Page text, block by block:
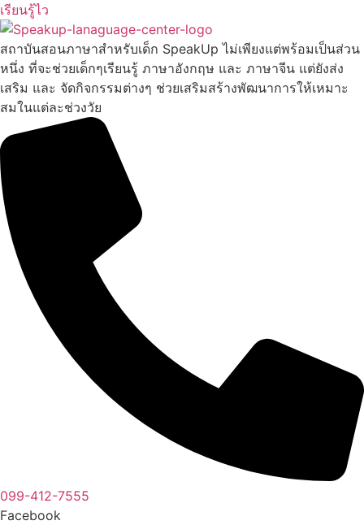
เรียนรู้ไว
สถาบันสอนภาษาสำหรับเด็ก SpeakUp ไม่เพียงแต่พร้อมเป็นส่วน
หนึ่ง ที่จะช่วยเด็กๆเรียนรู้ ภาษาอังกฤษ และ ภาษาจีน แต่ยังส่ง
เสริม และ จัดกิจกรรมต่างๆ ช่วยเสริมสร้างพัฒนาการให้เหมาะ
สมในแต่ละช่วงวัย
099-412-7555
Facebook